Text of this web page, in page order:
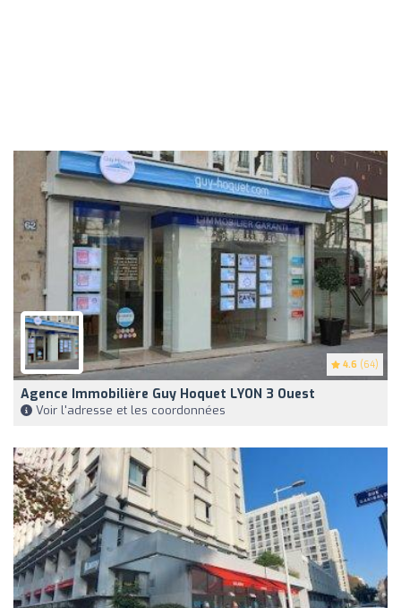
4.6 (64)
Agence Immobilière Guy Hoquet LYON 3 Ouest
Voir l'adresse et les coordonnées